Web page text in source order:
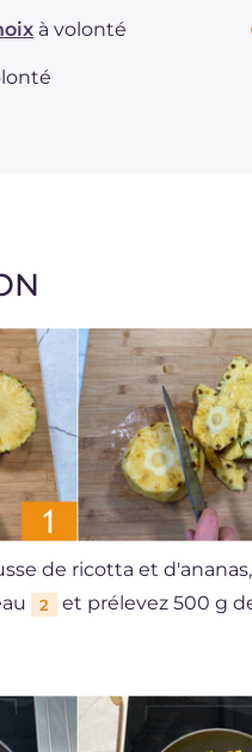
à volonté
de ricotta et
2
et prélevez 500 g